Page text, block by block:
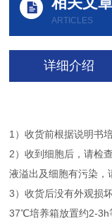
ARTICLES
详细介绍
1）收货前根据说明书
2）收到细胞后，请检
液溢出及细胞有污染，
3）收货后没有外观损
37℃培养箱放置约2-3h